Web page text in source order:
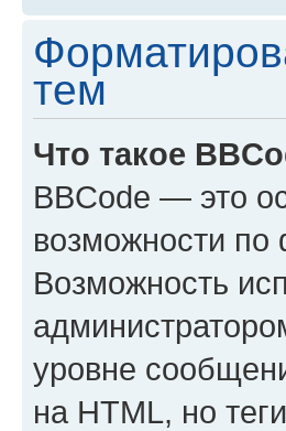
тем
Что такое
BBCode — это
возможности
Возможность
уровне
на HTML, но